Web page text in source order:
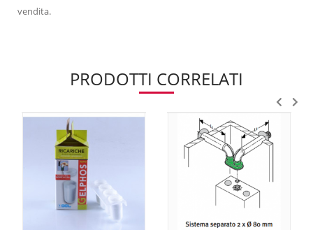
vendita.
PRODOTTI CORRELATI